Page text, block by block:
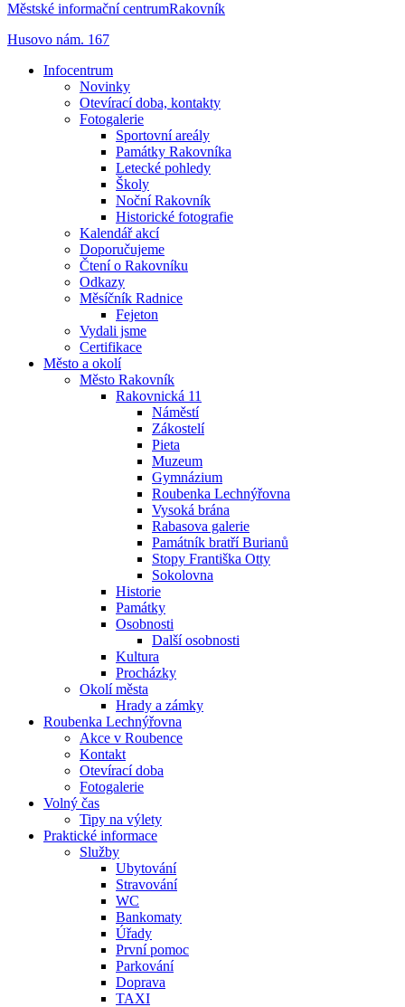
Městské informační centrumRakovník
Husovo nám. 167
Infocentrum
Novinky
Otevírací doba, kontakty
Fotogalerie
Sportovní areály
Památky Rakovníka
Letecké pohledy
Školy
Noční Rakovník
Historické fotografie
Kalendář akcí
Doporučujeme
Čtení o Rakovníku
Odkazy
Měsíčník Radnice
Fejeton
Vydali jsme
Certifikace
Město a okolí
Město Rakovník
Rakovnická 11
Náměstí
Zákostelí
Pieta
Muzeum
Gymnázium
Roubenka Lechnýřovna
Vysoká brána
Rabasova galerie
Památník bratří Burianů
Stopy Františka Otty
Sokolovna
Historie
Památky
Osobnosti
Další osobnosti
Kultura
Procházky
Okolí města
Hrady a zámky
Roubenka Lechnýřovna
Akce v Roubence
Kontakt
Otevírací doba
Fotogalerie
Volný čas
Tipy na výlety
Praktické informace
Služby
Ubytování
Stravování
WC
Bankomaty
Úřady
První pomoc
Parkování
Doprava
TAXI